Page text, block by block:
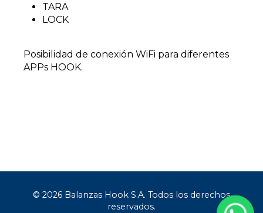
TARA
LOCK
Posibilidad de conexión WiFi para diferentes
APPs HOOK.
© 2026 Balanzas Hook S.A. Todos los derechos
reservados.